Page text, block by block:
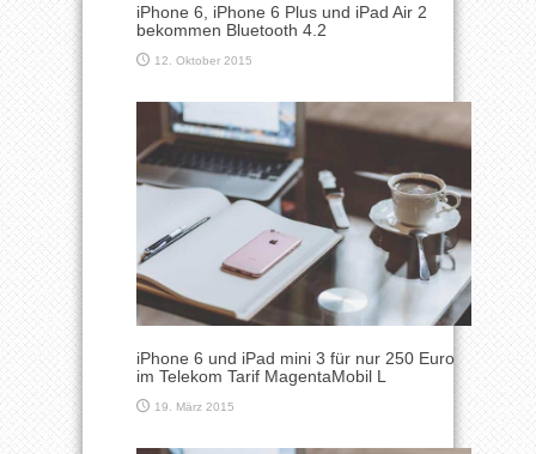
iPhone 6, iPhone 6 Plus und iPad Air 2
bekommen Bluetooth 4.2
12. Oktober 2015
iPhone 6 und iPad mini 3 für nur 250 Euro
im Telekom Tarif MagentaMobil L
19. März 2015